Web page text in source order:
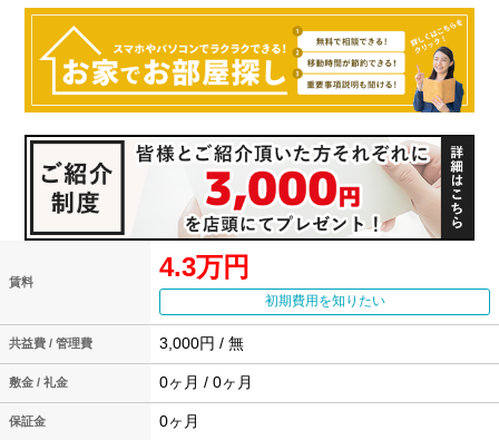
賃料 4.3万円
初期費用を知りたい
共益費 / 管理費 3,000円 / 無
敷金 / 礼金 0ヶ月 / 0ヶ月
保証金 0ヶ月